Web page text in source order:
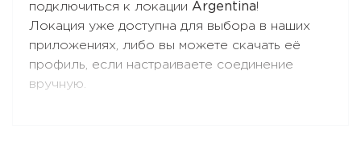
Каждый день мы собираем публичные списки
адресов, которые обеспечивается показ
рекламы, перекрёстный трекинг и
вредоносные действия, такие как фишинг и
подключиться к локации Argentina!
Локация уже доступна для выбора в наших
приложениях, либо вы можете скачать её
профиль, если настраиваете соединение
вручную.